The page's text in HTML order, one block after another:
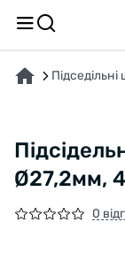
Підседільні
Ø27,2мм,
0
ПРО ТОВАР